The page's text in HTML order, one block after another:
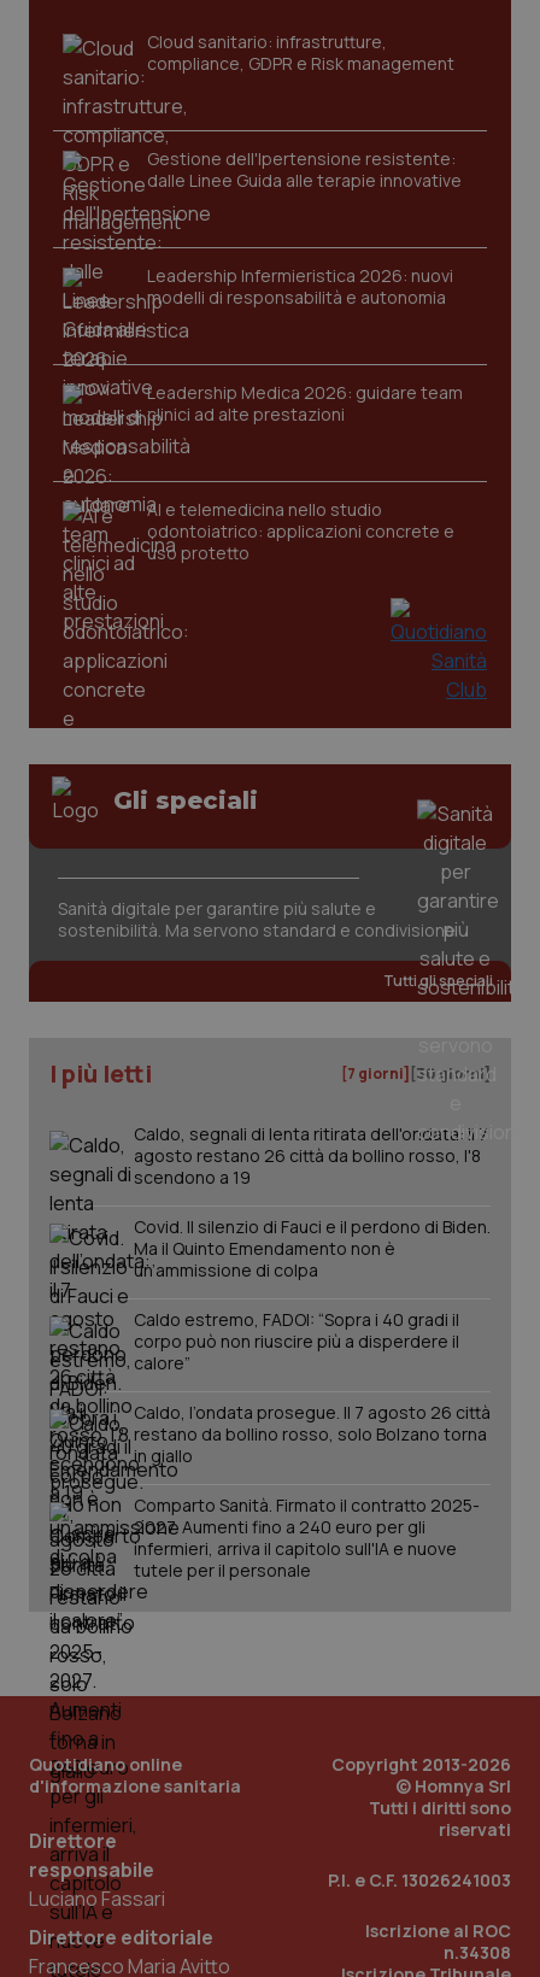
Cloud sanitario: infrastrutture,
compliance, GDPR e Risk management
Gestione dell'Ipertensione resistente:
dalle Linee Guida alle terapie innovative
Leadership Infermieristica 2026: nuovi
modelli di responsabilità e autonomia
Leadership Medica 2026: guidare team
clinici ad alte prestazioni
AI e telemedicina nello studio
odontoiatrico: applicazioni concrete e
uso protetto
Gli speciali
Sanità digitale per garantire più salute e
sostenibilità. Ma servono standard e condivisione
Tutti gli speciali
I più letti [7 giorni] [30 giorni]
Caldo, segnali di lenta ritirata dell'ondata: il 7
agosto restano 26 città da bollino rosso, l'8
scendono a 19
Covid. Il silenzio di Fauci e il perdono di Biden.
Ma il Quinto Emendamento non è
un’ammissione di colpa
Caldo estremo, FADOI: “Sopra i 40 gradi il
corpo può non riuscire più a disperdere il
calore”
Caldo, l’ondata prosegue. Il 7 agosto 26 città
restano da bollino rosso, solo Bolzano torna
in giallo
Comparto Sanità. Firmato il contratto 2025-
2027. Aumenti fino a 240 euro per gli
infermieri, arriva il capitolo sull'IA e nuove
tutele per il personale
Quotidiano online
d'informazione sanitaria
Direttore
responsabile
Luciano Fassari
Direttore editoriale
Francesco Maria Avitto
Copyright 2013-2026
© Homnya Srl
Tutti i diritti sono
riservati
P.I. e C.F. 13026241003
Iscrizione al ROC
n.34308
CookieScriptConsent
CookieScript
www.quotidianosanita.it
tracking-enable
tracking-sites-ironfish-
session-id
www.quotidianosanita.it
PHPSESSID
PHP.net
_ga_KM60CM4NPH .quotidianosanita.it
1
mese